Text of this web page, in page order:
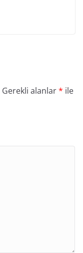
Gerekli alanlar* ile